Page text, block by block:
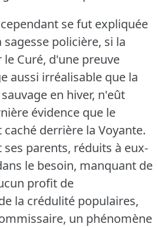
se fut expliquée
policière, si la
Curé, d'une preuve
aussi irréalisable que la
en hiver, n'eût
évidence que le
derrière la Voyante.
parents, réduits à eux-
le besoin, manquant de
profit de
la crédulité populaires,
un phénomène